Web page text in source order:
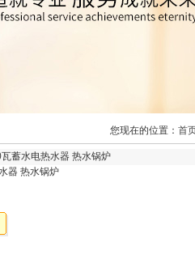
您现在的位置： 首
蓄水电热水器 热水锅炉
器 热水锅炉